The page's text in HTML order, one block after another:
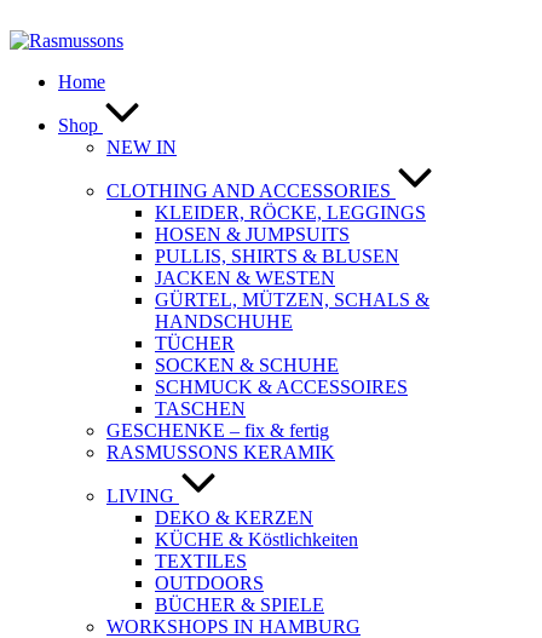
Inhalt
Home
Shop
NEW IN
CLOTHING AND ACCESSORIES
KLEIDER, RÖCKE, LEGGINGS
HOSEN & JUMPSUITS
PULLIS, SHIRTS & BLUSEN
JACKEN & WESTEN
GÜRTEL, MÜTZEN, SCHALS &
HANDSCHUHE
TÜCHER
SOCKEN & SCHUHE
SCHMUCK & ACCESSOIRES
TASCHEN
GESCHENKE – fix & fertig
RASMUSSONS KERAMIK
LIVING
DEKO & KERZEN
KÜCHE & Köstlichkeiten
TEXTILES
OUTDOORS
BÜCHER & SPIELE
WORKSHOPS IN HAMBURG